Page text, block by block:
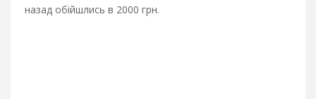
назад обійшлись в 2000 грн.